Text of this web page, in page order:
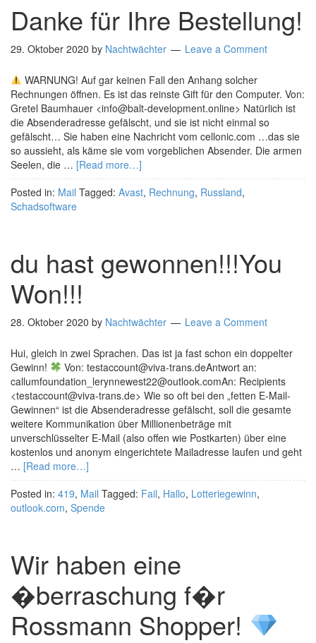
Danke für Ihre Bestellung!
29. Oktober 2020 by Nachtwächter Leave a Comment
WARNUNG! Auf gar keinen Fall den Anhang solcher
Rechnungen öffnen. Es ist das reinste Gift für den Computer. Von:
Gretel Baumhauer <info@balt-development.online> Natürlich ist
die Absenderadresse gefälscht, und sie ist nicht einmal so
gefälscht… Sie haben eine Nachricht vom cellonic.com …das sie
so aussieht, als käme sie vom vorgeblichen Absender. Die armen
Seelen, die … [Read more…]
Posted in: Mail Tagged: Avast, Rechnung, Russland,
Schadsoftware
du hast gewonnen!!!You
Won!!!
28. Oktober 2020 by Nachtwächter Leave a Comment
Hui, gleich in zwei Sprachen. Das ist ja fast schon ein doppelter
Gewinn!
Von: testaccount@viva-trans.deAntwort an:
callumfoundation_lerynnewest22@outlook.comAn: Recipients
<testaccount@viva-trans.de> Wie so oft bei den „fetten E-Mail-
Gewinnen“ ist die Absenderadresse gefälscht, soll die gesamte
weitere Kommunikation über Millionenbeträge mit
unverschlüsselter E-Mail (also offen wie Postkarten) über eine
kostenlos und anonym eingerichtete Mailadresse laufen und geht
… [Read more…]
Posted in: 419, Mail Tagged: Fail, Hallo, Lotteriegewinn,
outlook.com, Spende
Wir haben eine
�berraschung f�r
Rossmann Shopper!